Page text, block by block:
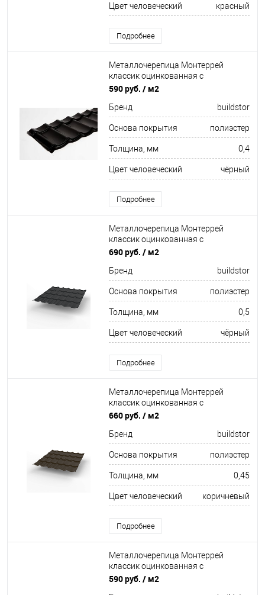
Цвет человеческий красный
Подробнее
Металлочерепица Монтеррей
классик оцинкованная с
полимерным покрытием
590 руб. / м2
Бренд buildstor
Основа покрытия полиэстер
Толщина, мм 0,4
Цвет человеческий чёрный
Подробнее
Металлочерепица Монтеррей
классик оцинкованная с
полимерным покрытием
690 руб. / м2
Бренд buildstor
Основа покрытия полиэстер
Толщина, мм 0,5
Цвет человеческий чёрный
Подробнее
Металлочерепица Монтеррей
классик оцинкованная с
полимерным покрытием
660 руб. / м2
Бренд buildstor
Основа покрытия полиэстер
Толщина, мм 0,45
Цвет человеческий коричневый
Подробнее
Металлочерепица Монтеррей
классик оцинкованная с
полимерным покрытием
590 руб. / м2